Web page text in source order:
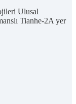
Ulusal
Tianhe-2A yer